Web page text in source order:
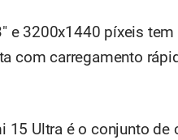
e 3200x1440 píxeis
com carregamento
15 Ultra é o conjunto de